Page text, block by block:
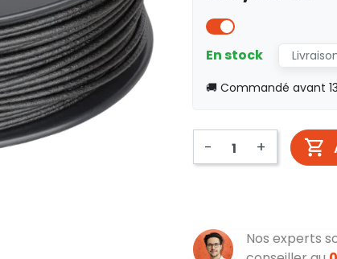
En stock
🚚 Commandé avant
- +
Nos experts